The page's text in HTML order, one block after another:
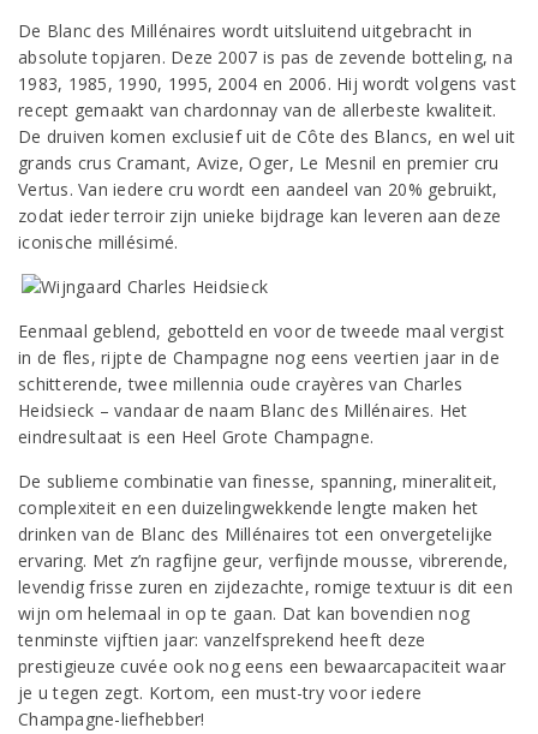
De Blanc des Millénaires wordt uitsluitend uitgebracht in
absolute topjaren. Deze 2007 is pas de zevende botteling, na
1983, 1985, 1990, 1995, 2004 en 2006. Hij wordt volgens vast
recept gemaakt van chardonnay van de allerbeste kwaliteit.
De druiven komen exclusief uit de Côte des Blancs, en wel uit
grands crus Cramant, Avize, Oger, Le Mesnil en premier cru
Vertus. Van iedere cru wordt een aandeel van 20% gebruikt,
zodat ieder terroir zijn unieke bijdrage kan leveren aan deze
iconische millésimé.
Eenmaal geblend, gebotteld en voor de tweede maal vergist
in de fles, rijpte de Champagne nog eens veertien jaar in de
schitterende, twee millennia oude crayères van Charles
Heidsieck – vandaar de naam Blanc des Millénaires. Het
eindresultaat is een Heel Grote Champagne.
De sublieme combinatie van finesse, spanning, mineraliteit,
complexiteit en een duizelingwekkende lengte maken het
drinken van de Blanc des Millénaires tot een onvergetelijke
ervaring. Met z’n ragfijne geur, verfijnde mousse, vibrerende,
levendig frisse zuren en zijdezachte, romige textuur is dit een
wijn om helemaal in op te gaan. Dat kan bovendien nog
tenminste vijftien jaar: vanzelfsprekend heeft deze
prestigieuze cuvée ook nog eens een bewaarcapaciteit waar
je u tegen zegt. Kortom, een must-try voor iedere
Champagne-liefhebber!